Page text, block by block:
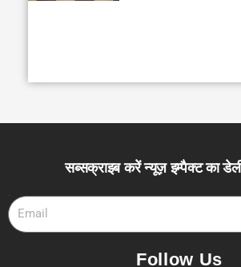
सब्सक्राइब करें न्यूज़ इम्पैक्ट का
Follow Us